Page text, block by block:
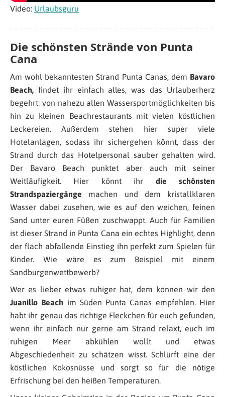
Video: Urlaubsguru
Die schönsten Strände von Punta
Cana
Am wohl bekanntesten Strand Punta Canas, dem Bavaro
Beach, findet ihr einfach alles, was das Urlauberherz
begehrt: von nahezu allen Wassersportmöglichkeiten bis
hin zu kleinen Beachrestaurants mit vielen köstlichen
Leckereien. Außerdem stehen hier super viele
Hotelanlagen, sodass ihr sichergehen könnt, dass der
Strand durch das Hotelpersonal sauber gehalten wird.
Der Bavaro Beach punktet aber auch mit seiner
Weitläufigkeit. Hier könnt ihr die schönsten
Strandspaziergänge machen und dem kristallklaren
Wasser dabei zusehen, wie es auf den weichen, feinen
Sand unter euren Füßen zuschwappt. Auch für Familien
ist dieser Strand in Punta Cana ein echtes Highlight, denn
der flach abfallende Einstieg ihn perfekt zum Spielen für
Kinder. Wie wäre es zum Beispiel mit einem
Sandburgenwettbewerb?
Wer es lieber etwas ruhiger hat, dem können wir den
Juanillo Beach im Süden Punta Canas empfehlen. Hier
habt ihr genau das richtige Fleckchen für euch gefunden,
wenn ihr einfach nur gerne am Strand relaxt, euch im
ruhigen Meer abkühlen wollt und etwas
Abgeschiedenheit zu schätzen wisst. Schlürft eine der
köstlichen Kokosnüsse und sorgt so für die nötige
Erfrischung bei den heißen Temperaturen.